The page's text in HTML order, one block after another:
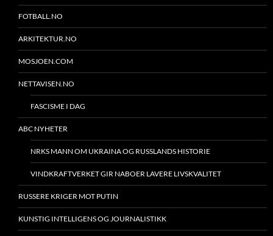
FOTBALL.NO
ARKITEKTUR.NO
MOSJOEN.COM
NETTAVISEN.NO
FASCISME I DAG
ABC NYHETER
NRKS MANN OM UKRAINA OG RUSSLANDS HISTORIE
VINDKRAFTVERKET GIR NABOER LAVERE LIVSKVALITET
RUSSERE KRIGER MOT PUTIN
KUNSTIG INTELLIGENS OG JOURNALISTIKK